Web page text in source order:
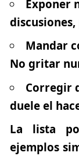
Exponer
Mandar
No gritar
Corregir
duele el
La lista
ejemplos